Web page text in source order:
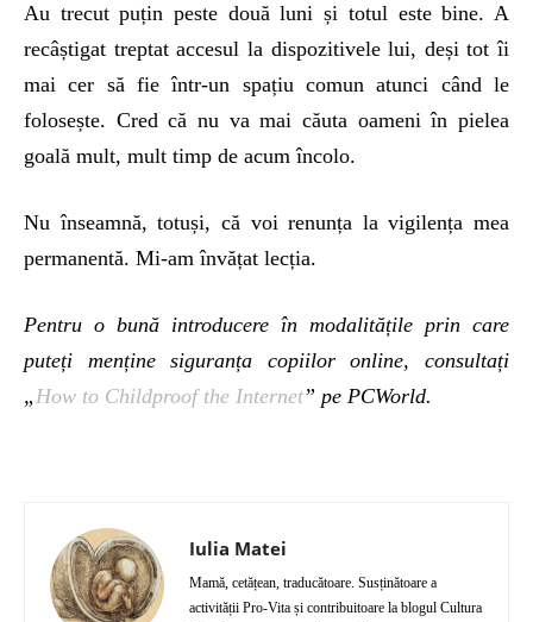
Au trecut puțin peste două luni și totul este bine. A
recâștigat treptat accesul la dispozitivele lui, deși tot îi
mai cer să fie într-un spațiu comun atunci când le
folosește. Cred că nu va mai căuta oameni în pielea
goală mult, mult timp de acum încolo.
Nu înseamnă, totuși, că voi renunța la vigilența mea
permanentă. Mi-am învățat lecția.
Pentru o bună introducere în modalitățile prin care
puteți menține siguranța copiilor online, consultați
„How to Childproof the Internet” pe PCWorld.
Iulia Matei
Mamă, cetățean, traducătoare. Susținătoare a
activității Pro-Vita și contribuitoare la blogul Cultura